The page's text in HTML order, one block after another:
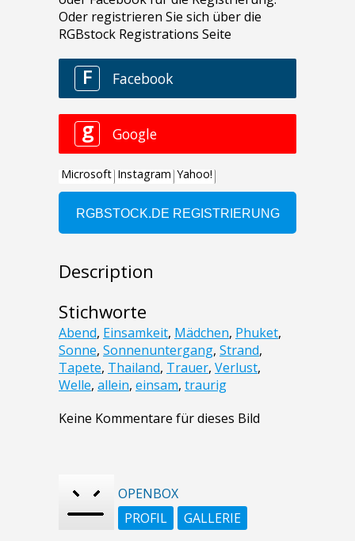
Description
Stichworte
Abend, Einsamkeit, Mädchen, Phuket,
Sonne, Sonnenuntergang, Strand,
Tapete, Thailand, Trauer, Verlust,
Welle, allein, einsam, traurig
Keine Kommentare für dieses Bild
OPENBOX
PROFIL
GALLERIE